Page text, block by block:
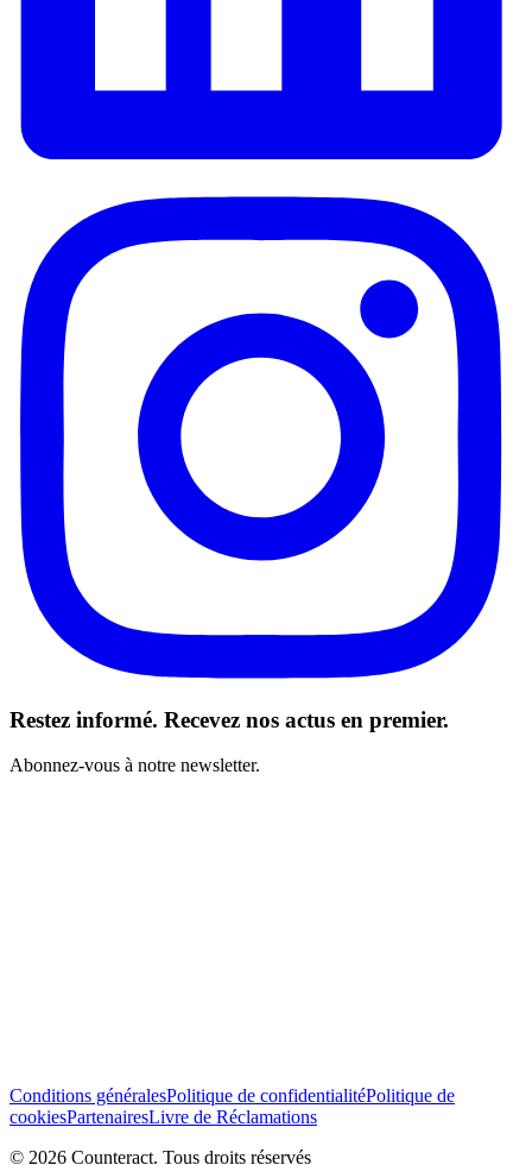
Restez informé. Recevez nos actus en premier.
Abonnez-vous à notre newsletter.
Conditions généralesPolitique de confidentialitéPolitique de
cookiesPartenairesLivre de Réclamations
© 2026 Counteract. Tous droits réservés